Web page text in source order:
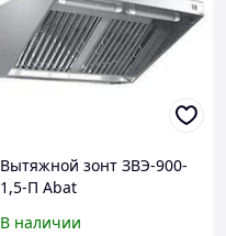
Вытяжной зонт ЗВЭ-900-
1,5-П Abat
В наличии